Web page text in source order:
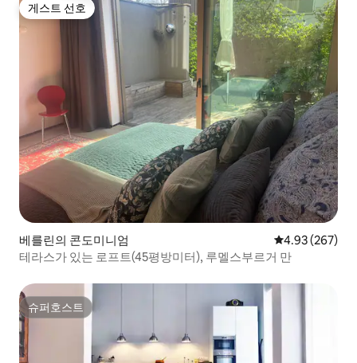
게스트 선호
게스트 선호
베를린의 콘도미니엄 평점 4.93점(5
4.93 (267)
테라스가 있는 로프트(45평방미터), 루멜스부르거 만
슈퍼호스트
슈퍼호스트